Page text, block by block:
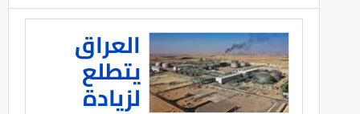
العراق
يتطلع
لزيادة